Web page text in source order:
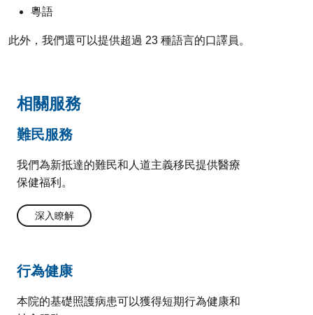
粵語
此外，我們還可以提供超過 23 種語言的口譯員。
相關服務
難民服務
我們為新抵達的難民和人道主義移民提供醫療
保健福利。
深入瞭解
行為健康
本院的基礎照護病患可以獲得短期行為健康和